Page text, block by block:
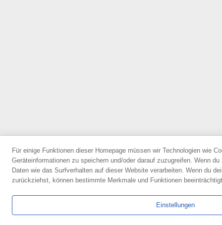
Für einige Funktionen dieser Homepage müssen wir Technologien wie
Geräteinformationen zu speichern und/oder darauf zuzugreifen. Wenn
Daten wie das Surfverhalten auf dieser Website verarbeiten. Wenn du
zurückziehst, können bestimmte Merkmale und Funktionen
Einstellungen